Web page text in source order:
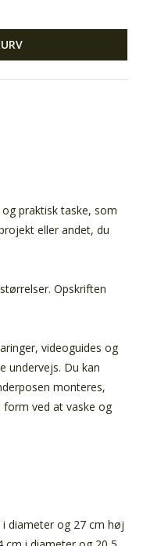
praktisk taske, som
eller andet, du
Opskriften
videoguides og
undervejs. Du kan
monteres,
ved at vaske og
diameter og 27 cm høj